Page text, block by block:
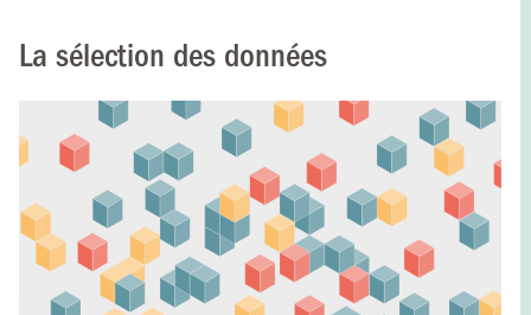
La sélection des données